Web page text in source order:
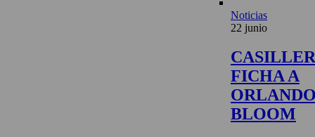
Noticias
22 junio
FICHA A
BLOOM